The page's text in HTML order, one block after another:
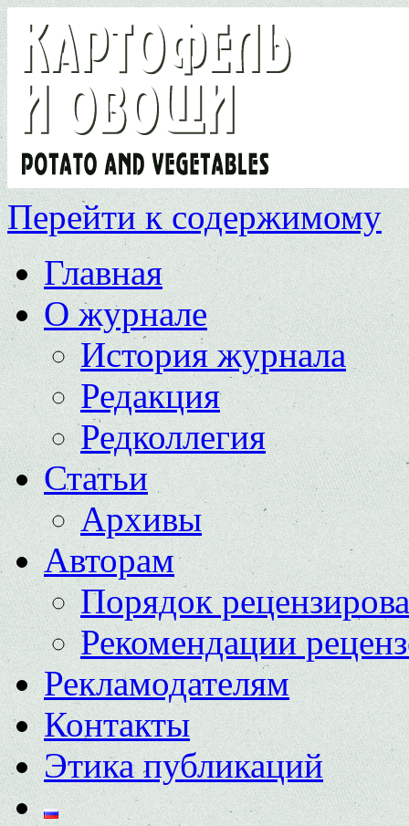
Перейти к содержимому
Главная
О журнале
История журнала
Редакция
Редколлегия
Статьи
Архивы
Авторам
Порядок
Рекомендации
Рекламодателям
Контакты
Этика публикаций